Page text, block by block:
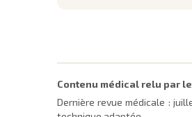
Contenu médical relu par
Dernière revue médicale :